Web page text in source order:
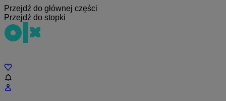
Przejdź do głównej części
Przejdź do stopki